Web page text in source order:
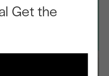
Get the